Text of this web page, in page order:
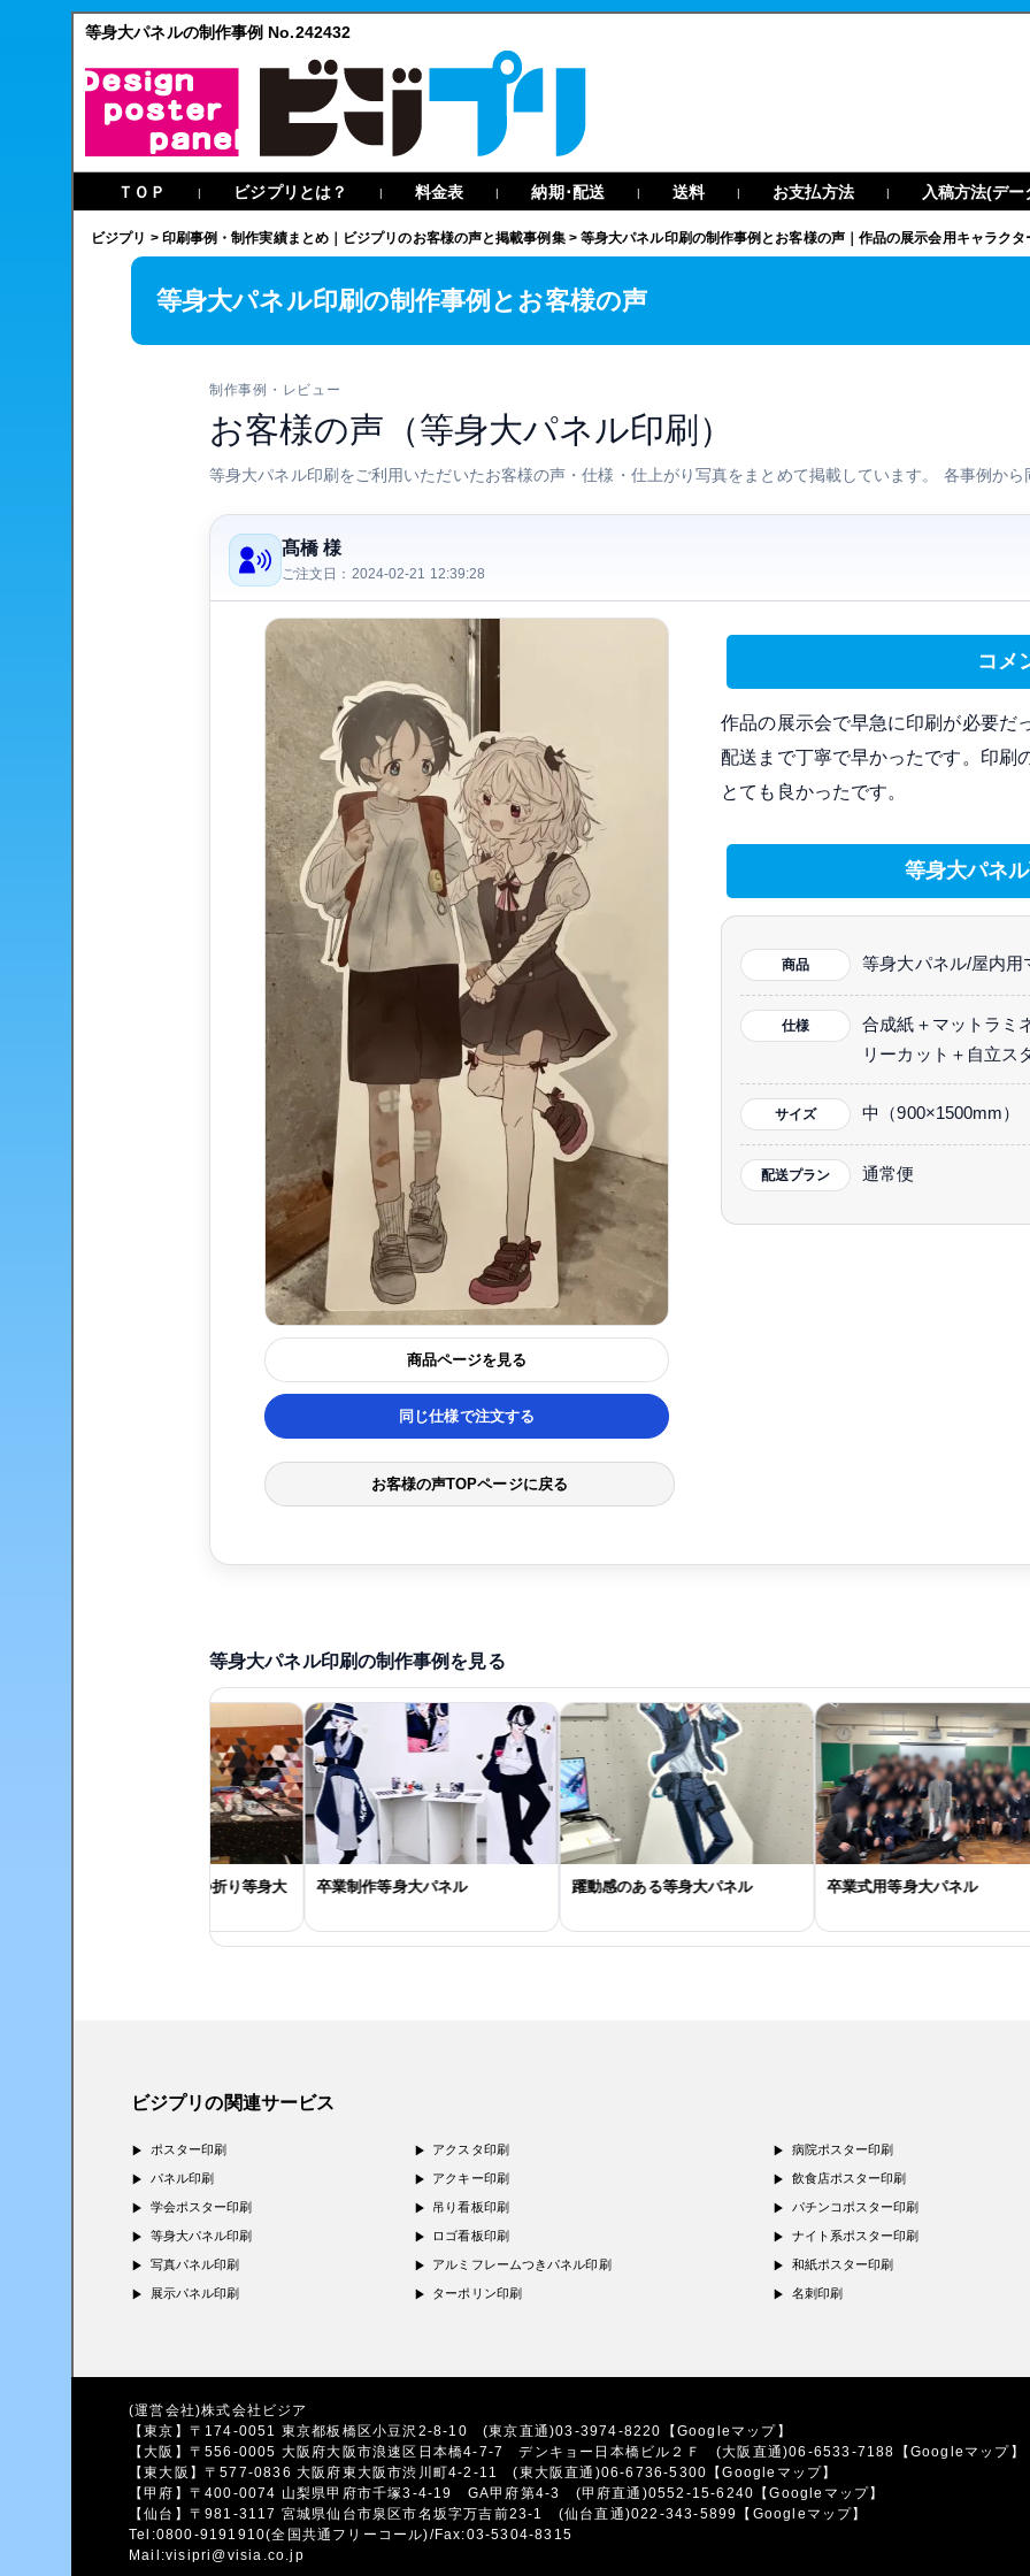
等身大パネルの制作事例 No.242432
ＴＯＰ | ビジプリとは？ | 料金表 | 納期･配送 | 送料 | お支払方法 | 入稿方法(デー
ビジプリ > 印刷事例・制作実績まとめ｜ビジプリのお客様の声と掲載事例集> 等身大パネル印刷の制作事例とお客様の声｜作品の展示会用キャラク
等身大パネル印刷の制作事例とお客様の声
制作事例・レビュー
お客様の声（等身大パネル印刷）
等身大パネル印刷をご利用いただいたお客様の声・仕様・仕上がり写真をまとめて掲載しています。 各事例か
髙橋 様
ご注文日：2024-02-21 12:39:28
商品ページを見る
同じ仕様で注文する
お客様の声TOPページに戻る
コメ
作品の展示会で早急に印刷が必要だ
配送まで丁寧で早かったです。印刷
とても良かったです。
等身大パネ
商品 等身大パネル/屋内用
仕様
合成紙＋マットラミ
リーカット＋自立ス
サイズ 中（900×1500mm）
配送プラン 通常便
等身大パネル印刷の制作事例を見る
推しキャラの特大二つ折り等身大
卒業制作等身大パネル 躍動感のある等身大パネル 卒業式用等身大パネル
ビジプリの関連サービス
ポスター印刷
パネル印刷
学会ポスター印刷
等身大パネル印刷
写真パネル印刷
展示パネル印刷
アクスタ印刷
アクキー印刷
吊り看板印刷
ロゴ看板印刷
アルミフレームつきパネル印刷
ターポリン印刷
病院ポスター印刷
飲食店ポスター印刷
パチンコポスター印刷
ナイト系ポスター印刷
和紙ポスター印刷
名刺印刷
(運営会社)株式会社ビジア
【東京】〒174-0051 東京都板橋区小豆沢2-8-10 (東京直通)03-3974-8220
【Googleマップ】
【大阪】〒556-0005 大阪府大阪市浪速区日本橋4-7-7デンキョー日本橋ビル２Ｆ(大阪直通)06-6533-7188
【Googleマップ】
【東大阪】〒577-0836 大阪府東大阪市渋川町4-2-11(東大阪直通)06-6736-5300 【Googleマップ】
【甲府】〒400-0074 山梨県甲府市千塚3-4-19 GA甲府第4-3 (甲府直通)0552-15-6240 【Googleマップ】
【仙台】〒981-3117 宮城県仙台市泉区市名坂字万吉前23-1 (仙台直通)022-343-5899
【Googleマップ】
Tel:0800-9191910(全国共通フリーコール)/Fax:03-5304-8315
Mail:visipri@visia.co.jp